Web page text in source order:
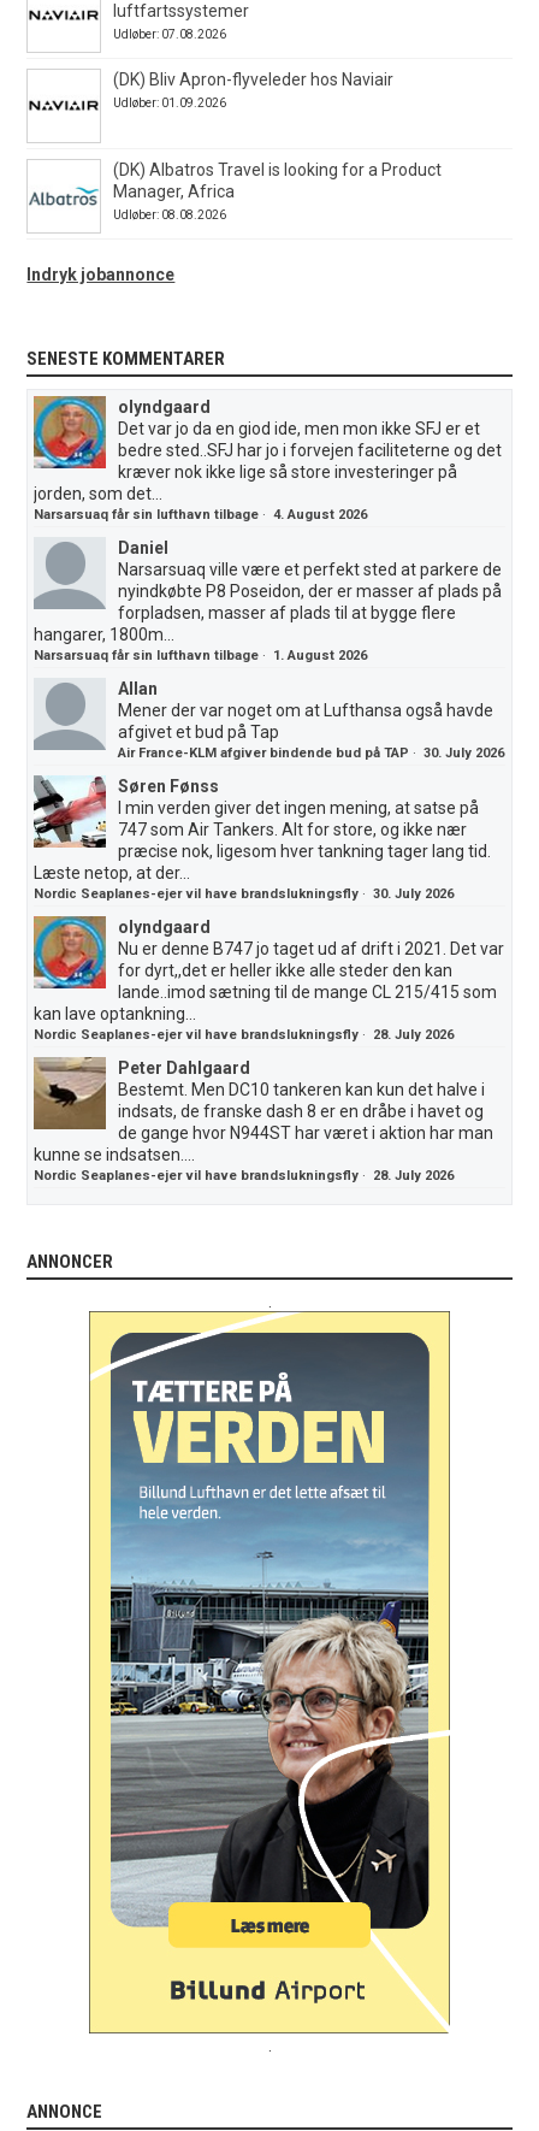
luftfartssystemer
Udløber: 07.08.2026
(DK) Bliv Apron-flyveleder hos Naviair
Udløber: 01.09.2026
(DK) Albatros Travel is looking for a Product
Manager, Africa
Udløber: 08.08.2026
Indryk jobannonce
SENESTE KOMMENTARER
olyndgaard
Det var jo da en giod ide, men mon ikke SFJ er et
bedre sted..SFJ har jo i forvejen faciliteterne og det
kræver nok ikke lige så store investeringer på
jorden, som det...
Narsarsuaq får sin lufthavn tilbage ·4. August 2026
Daniel
Narsarsuaq ville være et perfekt sted at parkere de
nyindkøbte P8 Poseidon, der er masser af plads på
forpladsen, masser af plads til at bygge flere
hangarer, 1800m...
Narsarsuaq får sin lufthavn tilbage · 1. August 2026
Allan
Mener der var noget om at Lufthansa også havde
afgivet et bud på Tap
Air France-KLM afgiver bindende bud på TAP ·30. July 2026
Søren Fønss
I min verden giver det ingen mening, at satse på
747 som Air Tankers. Alt for store, og ikke nær
præcise nok, ligesom hver tankning tager lang tid.
Læste netop, at der...
Nordic Seaplanes-ejer vil have brandslukningsfly ·30. July 2026
olyndgaard
Nu er denne B747 jo taget ud af drift i 2021. Det var
for dyrt,,det er heller ikke alle steder den kan
lande..imod sætning til de mange CL 215/415 som
kan lave optankning...
Nordic Seaplanes-ejer vil have brandslukningsfly · 28. July 2026
Peter Dahlgaard
Bestemt. Men DC10 tankeren kan kun det halve i
indsats, de franske dash 8 er en dråbe i havet og
de gange hvor N944ST har været i aktion har man
kunne se indsatsen....
Nordic Seaplanes-ejer vil have brandslukningsfly · 28. July 2026
ANNONCER
ANNONCE